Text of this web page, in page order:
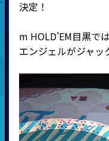
決定！
m HOLD'EM目黒で
エンジェルがジャッ